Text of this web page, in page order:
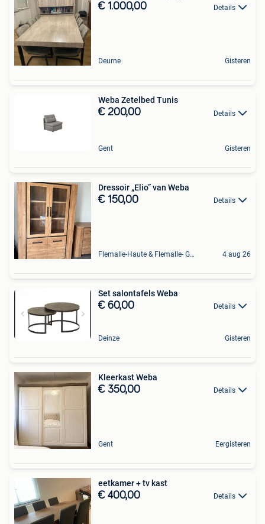
€ 1.000,00 Details
Deurne Gisteren
Weba Zetelbed Tunis
€ 200,00 Details
Gent Gisteren
Dressoir „Elio” van Weba
€ 150,00 Details
Flemalle-Haute & Flemalle- Grande & Partie Awirs 4 aug 26
Set salontafels Weba
€ 60,00 Details
Deinze Gisteren
Kleerkast Weba
€ 350,00 Details
Gent Eergisteren
eetkamer + tv kast
€ 400,00 Details